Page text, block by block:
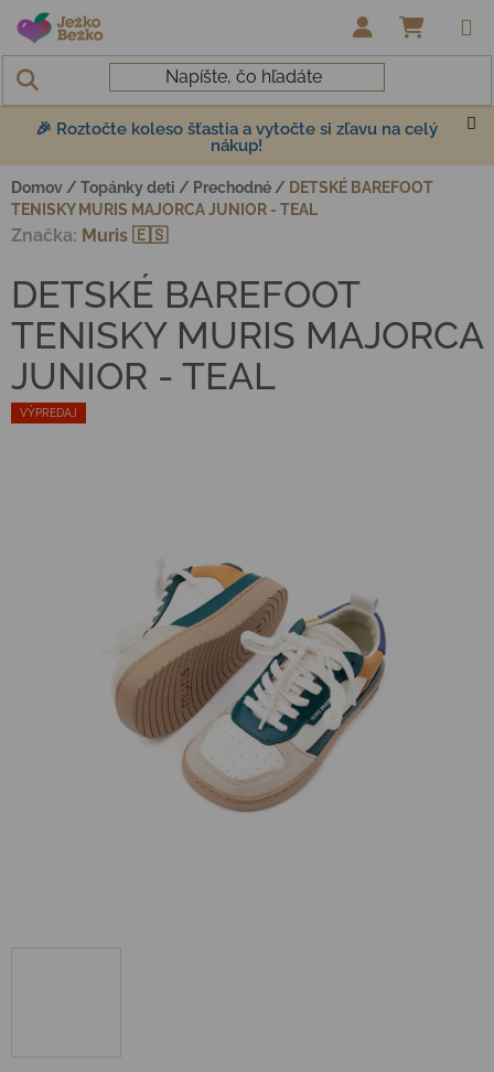
Prejsť na obsah
🎉 Roztočte koleso šťastia a vytočte si zľavu na celý
nákup!
Domov / Topánky deti / Prechodné / DETSKÉ BAREFOOT
TENISKY MURIS MAJORCA JUNIOR - TEAL
VÝPREDAJ
DETSKÉ BAREFOOT
TENISKY MURIS MAJORCA
JUNIOR - TEAL
Značka: Muris 🇪🇸